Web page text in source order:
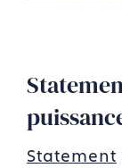
Statement